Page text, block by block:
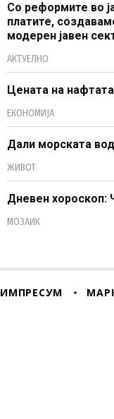
Со реформите во
платите,
модерен јавен
АКТУЕЛНО
Цената на
ЕКОНОМИЈА
Дали морската
ЖИВОТ
Дневен хороскоп:
МОЗАИК
ИМПРЕСУМ